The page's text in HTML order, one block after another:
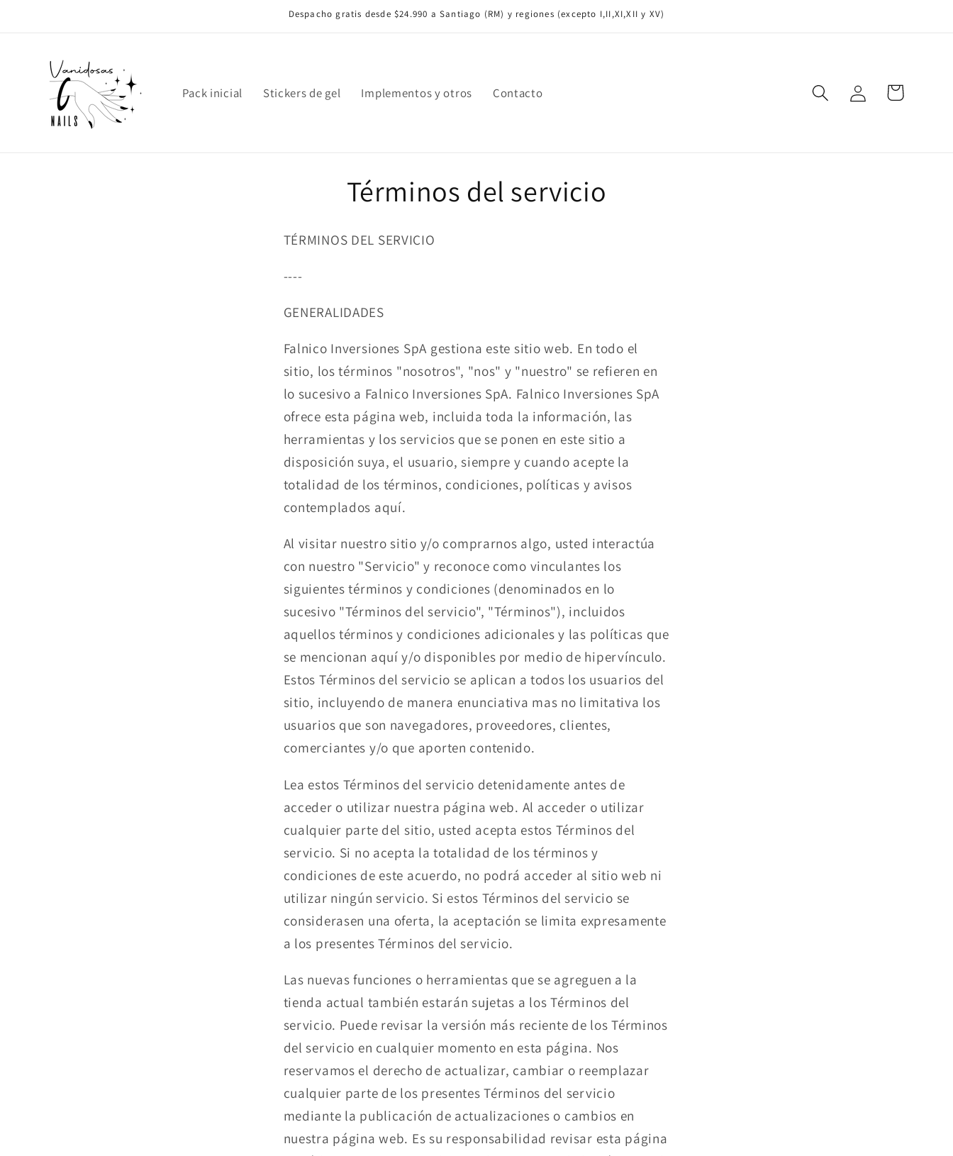
Despacho gratis desde $24.990 a Santiago (RM) y regiones (excepto I,II,XI,XII y XV)
Pack inicial Stickers de gel Implementos y otros Contacto
Iniciar
sesión
Carrito
Términos del servicio
TÉRMINOS DEL SERVICIO
----
GENERALIDADES
Falnico Inversiones SpA gestiona este sitio web. En todo el
sitio, los términos "nosotros", "nos" y "nuestro" se refieren en
lo sucesivo a Falnico Inversiones SpA. Falnico Inversiones SpA
ofrece esta página web, incluida toda la información, las
herramientas y los servicios que se ponen en este sitio a
disposición suya, el usuario, siempre y cuando acepte la
totalidad de los términos, condiciones, políticas y avisos
contemplados aquí.
Al visitar nuestro sitio y/o comprarnos algo, usted interactúa
con nuestro "Servicio" y reconoce como vinculantes los
siguientes términos y condiciones (denominados en lo
sucesivo "Términos del servicio", "Términos"), incluidos
aquellos términos y condiciones adicionales y las políticas que
se mencionan aquí y/o disponibles por medio de hipervínculo.
Estos Términos del servicio se aplican a todos los usuarios del
sitio, incluyendo de manera enunciativa mas no limitativa los
usuarios que son navegadores, proveedores, clientes,
comerciantes y/o que aporten contenido.
Lea estos Términos del servicio detenidamente antes de
acceder o utilizar nuestra página web. Al acceder o utilizar
cualquier parte del sitio, usted acepta estos Términos del
servicio. Si no acepta la totalidad de los términos y
condiciones de este acuerdo, no podrá acceder al sitio web ni
utilizar ningún servicio. Si estos Términos del servicio se
considerasen una oferta, la aceptación se limita expresamente
a los presentes Términos del servicio.
Las nuevas funciones o herramientas que se agreguen a la
tienda actual también estarán sujetas a los Términos del
servicio. Puede revisar la versión más reciente de los Términos
del servicio en cualquier momento en esta página. Nos
reservamos el derecho de actualizar, cambiar o reemplazar
cualquier parte de los presentes Términos del servicio
mediante la publicación de actualizaciones o cambios en
nuestra página web. Es su responsabilidad revisar esta página